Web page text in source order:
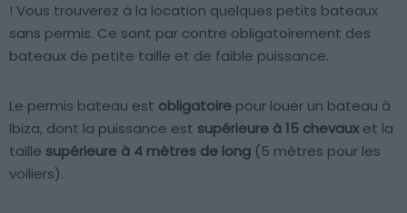
! Vous trouverez à la location quelques petits bateaux
sans permis. Ce sont par contre obligatoirement des
bateaux de petite taille et de faible puissance.
Le permis bateau est obligatoire pour louer un bateau à
Ibiza, dont la puissance est supérieure à 15 chevauxet la
taille supérieure à 4 mètres de long (5 mètres pour les
voiliers).